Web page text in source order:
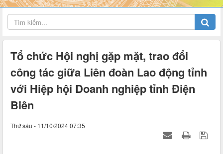
Tổ chức Hội nghị gặp mặt, trao đổi
công tác giữa Liên đoàn Lao động tỉnh
với Hiệp hội Doanh nghiệp tỉnh Điện
Biên
Thứ sáu - 11/10/2024 07:35